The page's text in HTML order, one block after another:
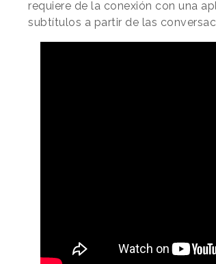
requiere de la conexión con una
subtítulos a partir de las